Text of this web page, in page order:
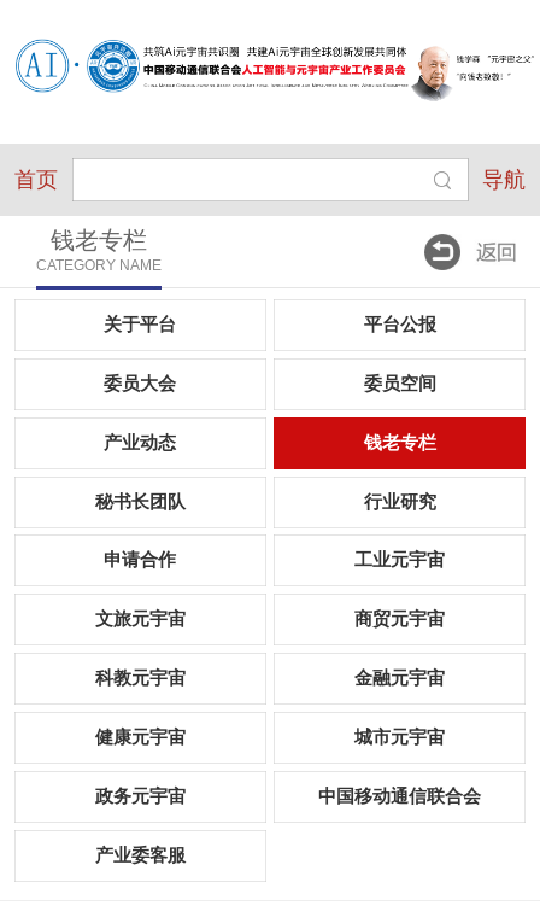
首页 导航
钱老专栏
CATEGORY NAME
关于平台 平台公报
委员大会 委员空间
产业动态 钱老专栏
秘书长团队 行业研究
申请合作 工业元宇宙
文旅元宇宙 商贸元宇宙
科教元宇宙 金融元宇宙
健康元宇宙 城市元宇宙
政务元宇宙 中国移动通信联合会
产业委客服